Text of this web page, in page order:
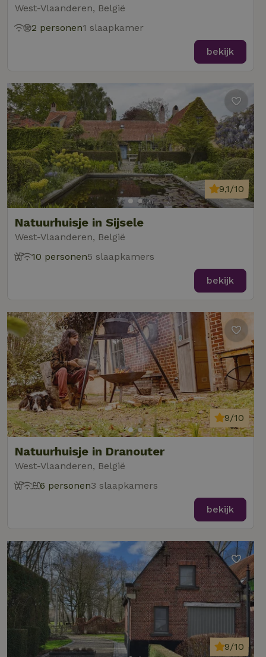
West-Vlaanderen, België
2 personen1 slaapkamer
bekijk
Natuurhuisje in Sijsele
West-Vlaanderen, België
9,1/10
10 personen5 slaapkamers
bekijk
Natuurhuisje in Dranouter
West-Vlaanderen, België
9/10
6 personen3 slaapkamers
bekijk
9/10